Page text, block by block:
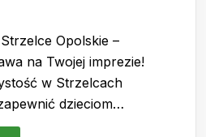
Opolskie –
na Twojej imprezie!
w Strzelcach
dzieciom…